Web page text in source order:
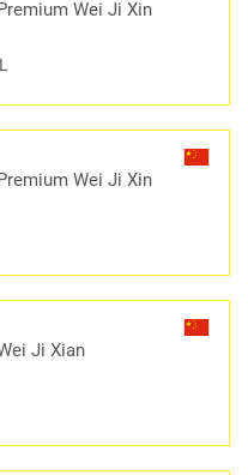
Wei Ji Xin
Wei Ji Xin
Ji Xian